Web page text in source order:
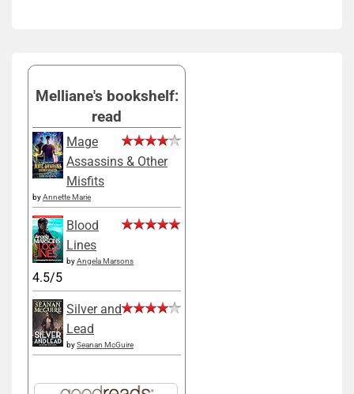
Melliane's bookshelf:
read
Mage
Assassins & Other
Misfits
byAnnette Marie
Blood
Lines
byAngela Marsons
4.5/5
Silver and
Lead
bySeanan McGuire